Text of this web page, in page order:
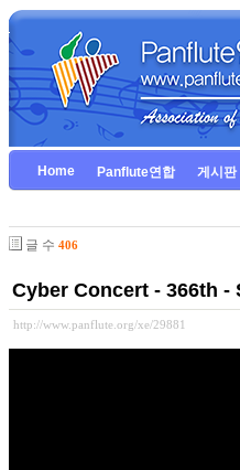
Home Panflute연합 게시판
글 수 406
Cyber Concert - 366th -
http://www.panflute.org/xe/29881